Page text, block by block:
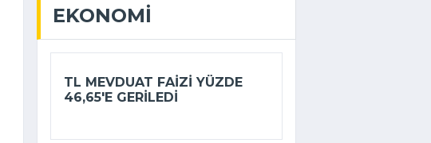
EKONOMI
TL MEVDUAT FAIZI YÜZDE
46,65'E GERILEDI